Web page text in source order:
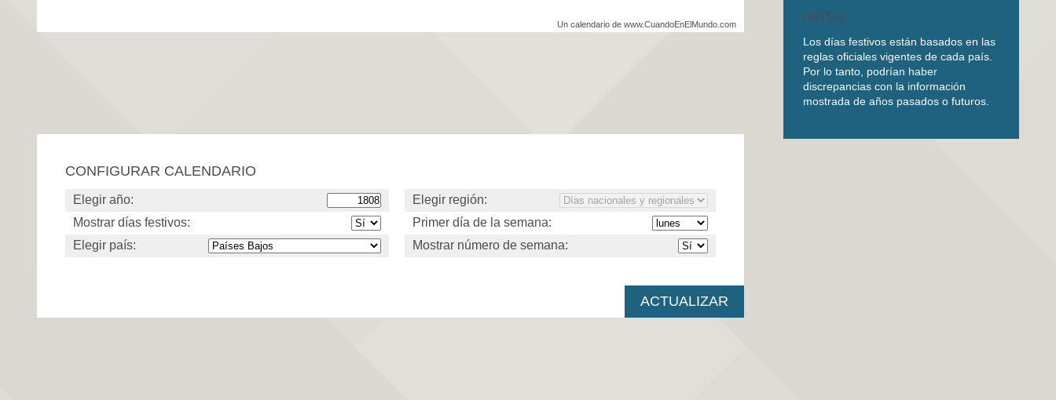
Un calendario de www.CuandoEnElMundo.com
CONFIGURAR CALENDARIO
Elegir año:
Mostrar días festivos:
Elegir país:
Elegir región:
Primer día de la semana:
Mostrar número de semana:
AVISO
Los días festivos están basados en las
reglas oficiales vigentes de cada país.
Por lo tanto, podrían haber
discrepancias con la información
mostrada de años pasados o futuros.